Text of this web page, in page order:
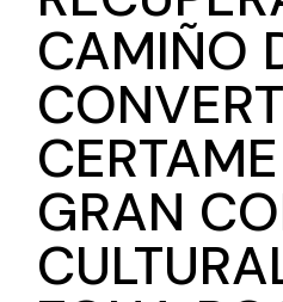
CAMIÑO
GRAN